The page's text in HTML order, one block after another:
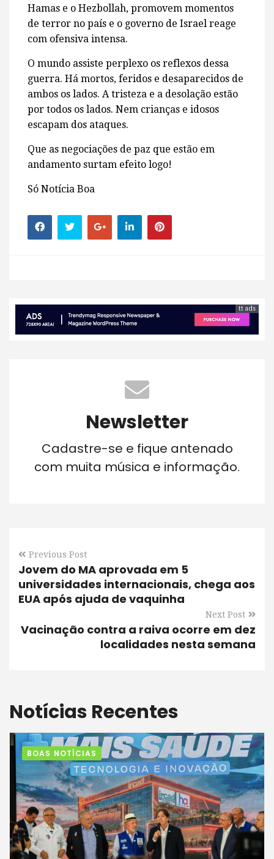
Hamas e o Hezbollah, promovem momentos
de terror no país e o governo de Israel reage
com ofensiva intensa.
O mundo assiste perplexo os reflexos dessa
guerra. Há mortos, feridos e desaparecidos de
ambos os lados. A tristeza e a desolação estão
por todos os lados. Nem crianças e idosos
escapam dos ataques.
Que as negociações de paz que estão em
andamento surtam efeito logo!
Só Notícia Boa
tt ads
Newsletter
Cadastre-se e fique antenado
com muita música e informação.
Previous Post
Jovem do MA aprovada em 5
universidades internacionais, chega aos
EUA após ajuda de vaquinha
Next Post
Vacinação contra a raiva ocorre em dez
localidades nesta semana
Notícias Recentes
BOAS NOTÍCIAS